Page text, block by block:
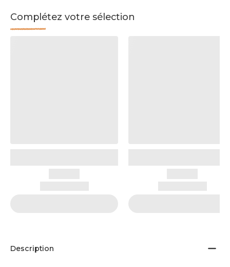
Complétez votre sélection
Description